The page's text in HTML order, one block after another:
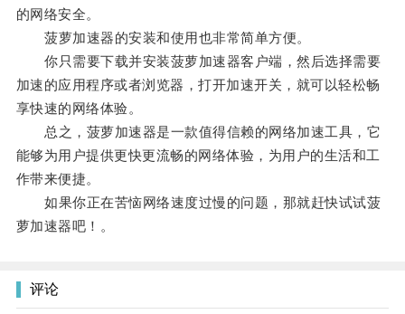
的网络安全。
菠萝加速器的安装和使用也非常简单方便。
你只需要下载并安装菠萝加速器客户端，然后选择需要
加速的应用程序或者浏览器，打开加速开关，就可以轻松畅
享快速的网络体验。
总之，菠萝加速器是一款值得信赖的网络加速工具，它
能够为用户提供更快更流畅的网络体验，为用户的生活和工
作带来便捷。
如果你正在苦恼网络速度过慢的问题，那就赶快试试菠
萝加速器吧！。
评论